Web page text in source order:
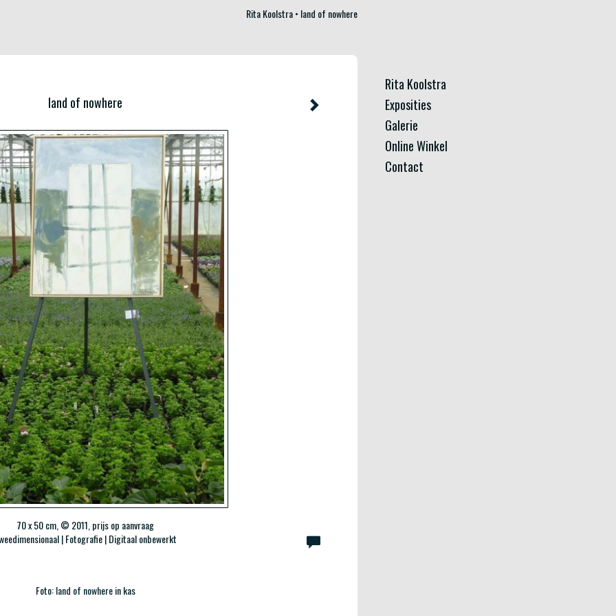
Rita Koolstra land of nowhere
land of nowhere
70 x 50 cm, © 2011, prijs op aanvraag
| Fotografie | Digitaal onbewerkt
Foto:land of nowherein kas
Rita Koolstra
Exposities
Galerie
Online Winkel
Contact